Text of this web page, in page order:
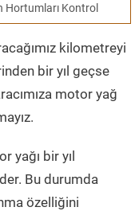
Hortumları Kontrol
kilometreyi
bir yıl geçse
motor yağ
yağı bir yıl
Bu durumda
özelliğini